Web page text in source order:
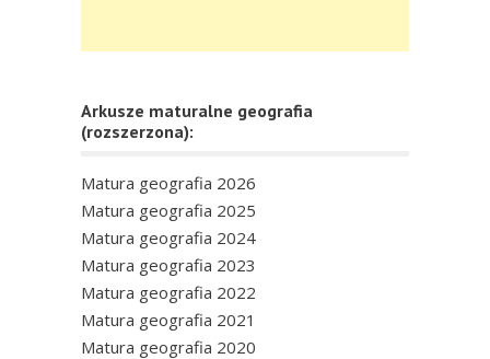
Arkusze maturalne geografia
(rozszerzona):
Matura geografia 2026
Matura geografia 2025
Matura geografia 2024
Matura geografia 2023
Matura geografia 2022
Matura geografia 2021
Matura geografia 2020